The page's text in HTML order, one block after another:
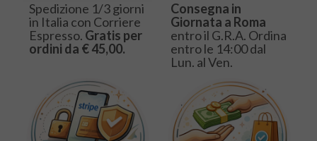
Spedizione 1/3 giorni
in Italia con Corriere
Espresso. Gratis per
ordini da € 45,00.
Consegna in
Giornata a Roma
entro il G.R.A. Ordina
entro le 14:00 dal
Lun. al Ven.